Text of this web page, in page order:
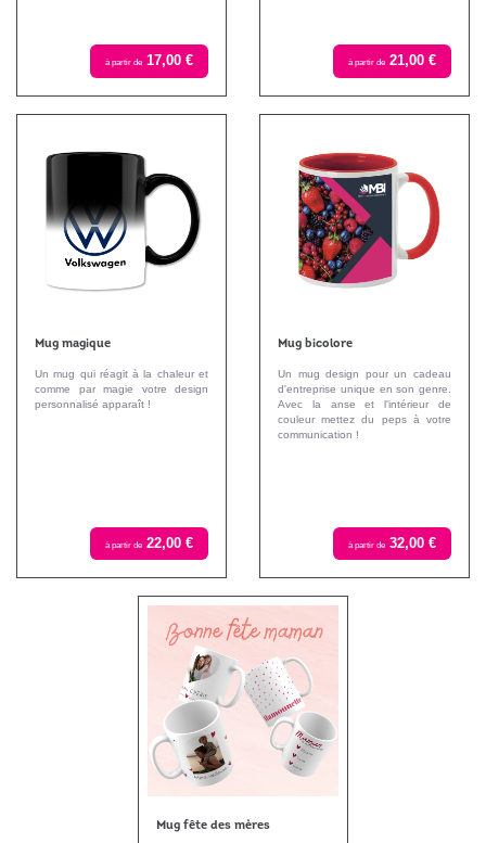
à partir de 17,00 € à partir de 21,00 €
Mug magique
Un mug qui réagit à la chaleur et
comme par magie votre design
personnalisé apparaît !
à partir de 22,00 €
Mug bicolore
Un mug design pour un cadeau
d'entreprise unique en son genre.
Avec la anse et l'intérieur de
couleur mettez du peps à votre
communication !
à partir de 32,00 €
Mug fête des mères